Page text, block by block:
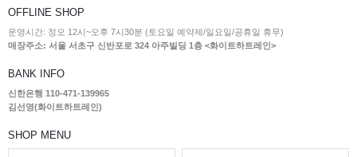
OFFLINE SHOP
운영시간: 정오 12시~오후 7시30분 (토요일 예약제/일요일/공휴일 휴무)
매장주소: 서울 서초구 신반포로 324 아주빌딩 1층 <화이트하트레인>
BANK INFO
신한은행 110-471-139965
김선영(화이트하트레인)
SHOP MENU